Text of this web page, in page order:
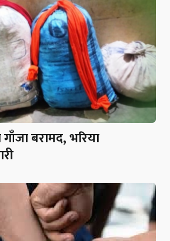
बरामद, भरिया